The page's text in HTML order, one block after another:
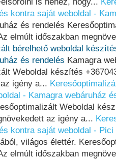
kontra saját weboldal -
és rendelés
elmúlt időszakban
bérelhető weboldal
és rendelés Kamagra
Weboldal készítés
igény a...
- Kamagra webáruház
Weboldal
az igény a...
kontra saját weboldal -
világos élettér.
elmúlt időszakban